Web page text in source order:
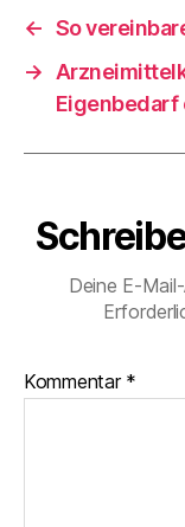
← So
→
Eigenbedarf
Deine E-
Kommentar *